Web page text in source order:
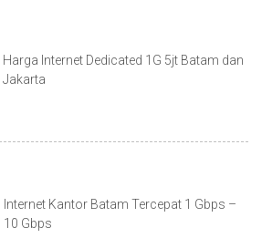
Harga Internet Dedicated 1G 5jt Batam dan
Jakarta
Internet Kantor Batam Tercepat 1 Gbps –
10 Gbps